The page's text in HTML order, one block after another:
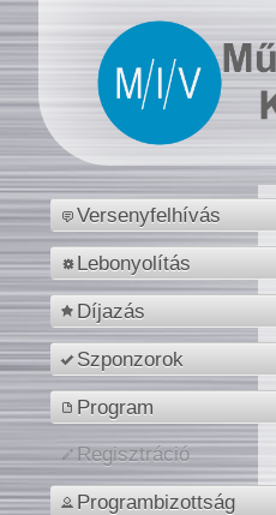
Versenyfelhívás
Lebonyolítás
Díjazás
Szponzorok
Program
Regisztráció
Programbizottság